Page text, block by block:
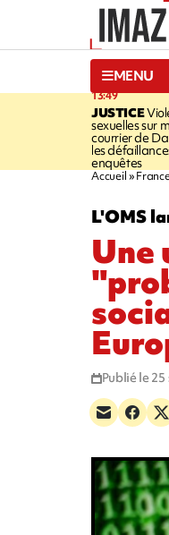
MENU
13:49
JUSTICE
sexuelles sur
courrier de
les
enquêtes
Accueil
L'OMS
Une
Publié le